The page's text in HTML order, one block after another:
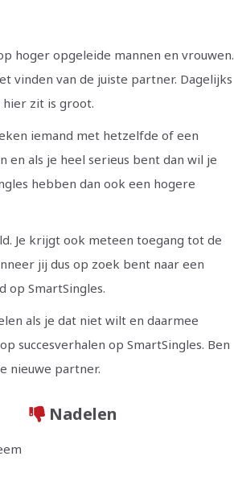
hoger opgeleide mannen en vrouwen.
vinden van de juiste partner. Dagelijks
hier zit is groot.
iemand met hetzelfde of een
en als je heel serieus bent dan wil je
hebben dan ook een hogere
Je krijgt ook meteen toegang tot de
jij dus op zoek bent naar een
op SmartSingles.
als je dat niet wilt en daarmee
succesverhalen op SmartSingles. Ben
nieuwe partner.
Nadelen